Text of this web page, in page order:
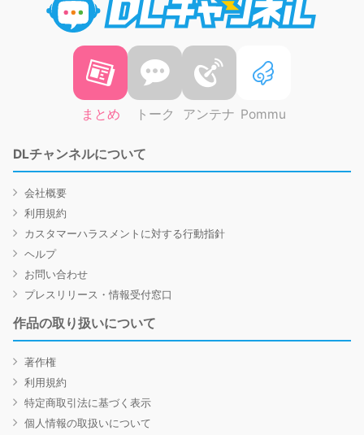
まとめ トーク アンテナ Pommu
DLチャンネルについて
会社概要
利用規約
カスタマーハラスメントに対する行動指針
ヘルプ
お問い合わせ
プレスリリース・情報受付窓口
作品の取り扱いについて
著作権
利用規約
特定商取引法に基づく表示
個人情報の取扱いについて